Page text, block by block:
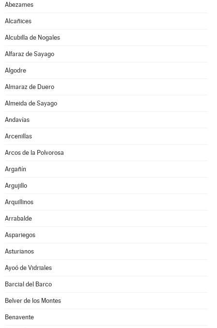
Abezames
Alcañices
Alcubilla de Nogales
Alfaraz de Sayago
Algodre
Almaraz de Duero
Almeida de Sayago
Andavías
Arcenillas
Arcos de la Polvorosa
Argañín
Argujillo
Arquillinos
Arrabalde
Aspariegos
Asturianos
Ayoó de Vidriales
Barcial del Barco
Belver de los Montes
Benavente